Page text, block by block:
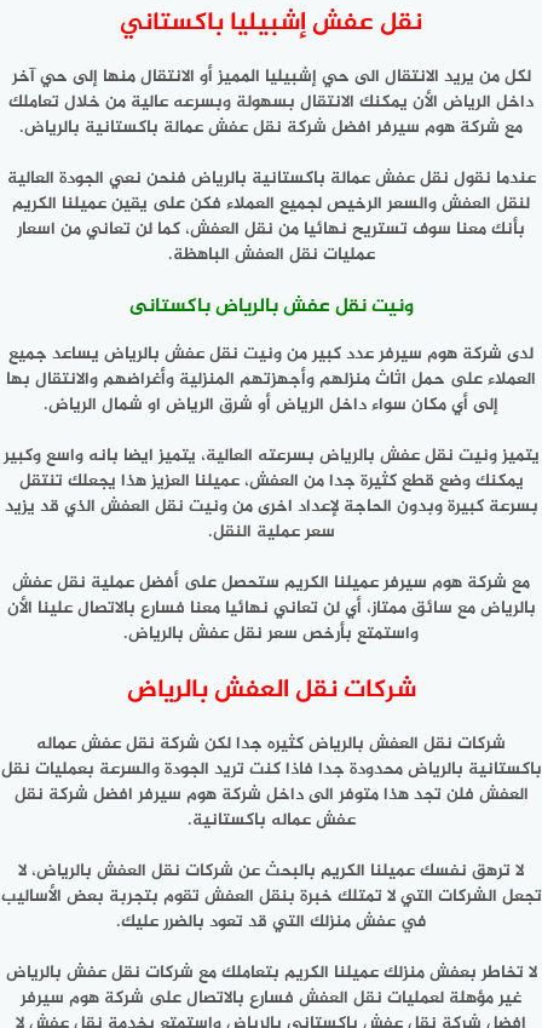
نقل عفش إشبيليا باكستاني
لكل من يريد الانتقال الى حي إشبيليا المميز أو الانتقال منها إلى حي آخر
داخل الرياض الأن يمكنك الانتقال بسهولة وبسرعه عالية من خلال تعاملك
مع شركة هوم سيرفر افضل شركة نقل عفش عمالة باكستانية بالرياض.
عندما نقول نقل عفش عمالة باكستانية بالرياض فنحن نعي الجودة العالية
لنقل العفش والسعر الرخيص لجميع العملاء فكن على يقين عميلنا الكريم
بأنك معنا سوف تستريح نهائيا من نقل العفش، كما لن تعاني من اسعار
عمليات نقل العفش الباهظة.
ونيت نقل عفش بالرياض باكستانى
لدى شركة هوم سيرفر عدد كبير من ونيت نقل عفش بالرياض يساعد جميع
العملاء على حمل اثاث منزلهم وأجهزتهم المنزلية وأغراضهم والانتقال بها
إلى أي مكان سواء داخل الرياض أو شرق الرياض او شمال الرياض.
يتميز ونيت نقل عفش بالرياض بسرعته العالية، يتميز ايضا بانه واسع وكبير
يمكنك وضع قطع كثيرة جدا من العفش، عميلنا العزيز هذا يجعلك تنتقل
بسرعة كبيرة وبدون الحاجة لإعداد اخرى من ونيت نقل العفش الذي قد يزيد
سعر عملية النقل.
مع شركة هوم سيرفر عميلنا الكريم ستحصل على أفضل عملية نقل عفش
بالرياض مع سائق ممتاز، أي لن تعاني نهائيا معنا فسارع بالاتصال علينا الأن
واستمتع بأرخص سعر نقل عفش بالرياض.
شركات نقل العفش بالرياض
شركات نقل العفش بالرياض كثيره جدا لكن شركة نقل عفش عماله
باكستانية بالرياض محدودة جدا فاذا كنت تريد الجودة والسرعة بعمليات نقل
العفش فلن تجد هذا متوفر الى داخل شركة هوم سيرفر افضل شركة نقل
عفش عماله باكستانية.
لا ترهق نفسك عميلنا الكريم بالبحث عن شركات نقل العفش بالرياض، لا
تجعل الشركات التي لا تمتلك خبرة بنقل العفش تقوم بتجربة بعض الأساليب
في عفش منزلك التي قد تعود بالضرر عليك.
لا تخاطر بعفش منزلك عميلنا الكريم بتعاملك مع شركات نقل عفش بالرياض
غير مؤهلة لعمليات نقل العفش فسارع بالاتصال على شركة هوم سيرفر